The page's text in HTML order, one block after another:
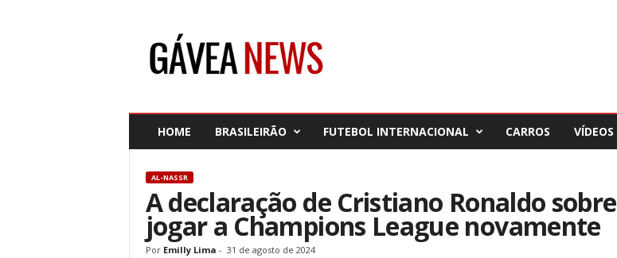
HOME BRASILEIRÃO FUTEBOL INTERNACIONAL CARROS VÍDEOS
AL-NASSR
A declaração de Cristiano Ronaldo sobre
jogar a Champions League novamente
Por Emilly Lima - 31 de agosto de 2024